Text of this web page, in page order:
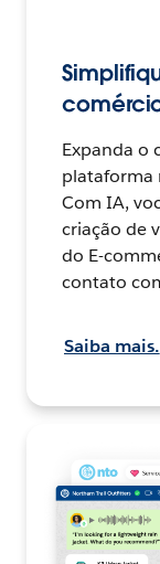
Expanda o
plataforma
Com IA,
criação de
do E-
contato
Saiba mais.